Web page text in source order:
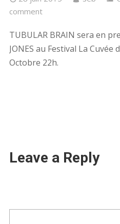
comment
TUBULAR BRAIN sera en
JONES au Festival La Cuvée
Octobre 22h.
Leave a Reply